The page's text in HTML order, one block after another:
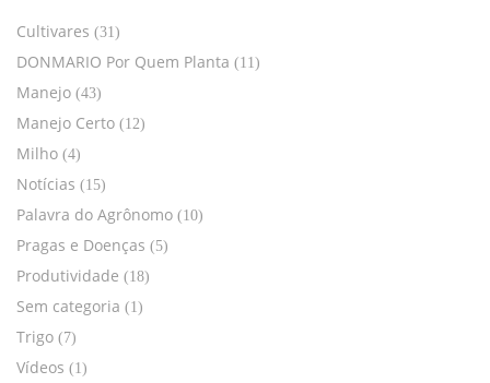
Cultivares (31)
DONMARIO Por Quem Planta (11)
Manejo (43)
Manejo Certo (12)
Milho (4)
Notícias (15)
Palavra do Agrônomo (10)
Pragas e Doenças (5)
Produtividade (18)
Sem categoria (1)
Trigo (7)
Vídeos (1)